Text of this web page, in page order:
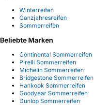
Winterreifen
Ganzjahresreifen
Sommerreifen
Beliebte Marken
Continental Sommerreifen
Pirelli Sommerreifen
Michelin Sommerreifen
Bridgestone Sommerreifen
Hankook Sommerreifen
Goodyear Sommerreifen
Dunlop Sommerreifen